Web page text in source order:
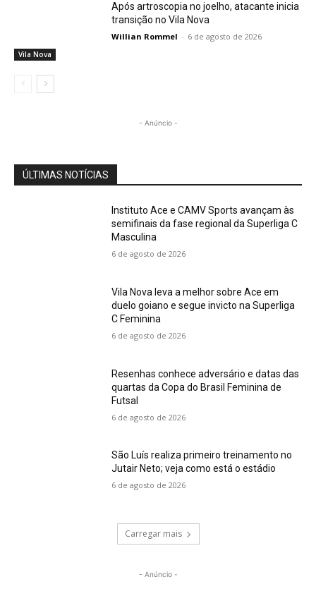
Vila Nova
Após artroscopia no joelho, atacante inicia
transição no Vila Nova
Willian Rommel - 6 de agosto de 2026
- Anúncio -
ÚLTIMAS NOTÍCIAS
Instituto Ace e CAMV Sports avançam às
semifinais da fase regional da Superliga C
Masculina
6 de agosto de 2026
Vila Nova leva a melhor sobre Ace em
duelo goiano e segue invicto na Superliga
C Feminina
6 de agosto de 2026
Resenhas conhece adversário e datas das
quartas da Copa do Brasil Feminina de
Futsal
6 de agosto de 2026
São Luís realiza primeiro treinamento no
Jutair Neto; veja como está o estádio
6 de agosto de 2026
Carregar mais
- Anúncio -